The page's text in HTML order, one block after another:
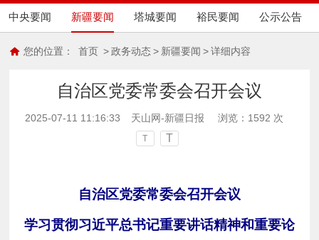
中央要闻 新疆要闻 塔城要闻 裕民要闻 公示公告
您的位置： 首页 > 政务动态 > 新疆要闻 > 详细内容
自治区党委常委会召开会议
2025-07-11 11:16:33 天山网-新疆日报 浏览： 1592 次
T T
自治区党委常委会召开会议
学习贯彻习近平总书记重要讲话精神和重要论